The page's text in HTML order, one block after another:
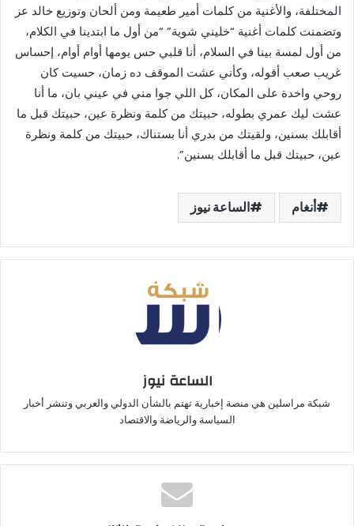
المختلفة، والأغنية من كلمات أمير طعيمة ومن ألحان وتوزيع خالد عز
وتضمنت كلمات أغنية “خليني شوية” “من أول ما ابتدينا في الكلام،
من أول لمسة بينا في السلام، أنا قلبي حس يومها أوام أوام، إحساس
غريب صعب أقوله، وكأني عشت الموقف ده زمان، حسيت كان
روحي واخدة على المكان، كل اللي جوا مني في عيني بان، ما أنا
عشت ليك عمري بطوله، حبيتك من كلمة ونظرة عين، حبيتك قبل ما
أقابلك بسنين، ولقيتك من بدري أنا بستناك، حبيتك من كلمة ونظرة
عين، حبيتك قبل ما أقابلك بسنين”.
أنغام الساعة نيوز
الساعة نيوز
شبكة مراسلين هي منصة إخبارية تهتم بالشأن الدولي والعربي وتنشر أخبار
السياسة والرياضة والاقتصاد